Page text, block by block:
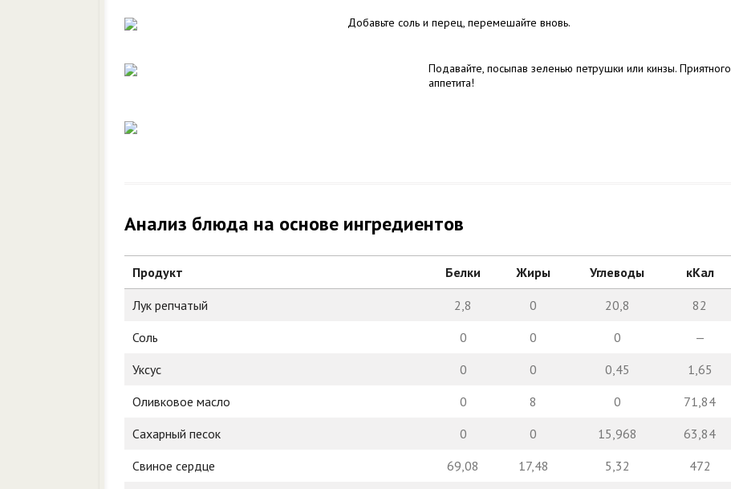
Добавьте соль и перец, перемешайте вновь.
Подавайте, посыпав зеленью петрушки или кинзы. Приятного
аппетита!
Анализ блюда на основе ингредиентов
Продукт Белки Жиры Углеводы кКал
Лук репчатый 2,8 0 20,8
82
Соль
0 0 0
—
Уксус
0 0 0,45
1,65
Оливковое масло
0 8 0
71,84
Сахарный песок
0 0 15,968
63,84
Свиное сердце
69,08 17,48 5,32
472